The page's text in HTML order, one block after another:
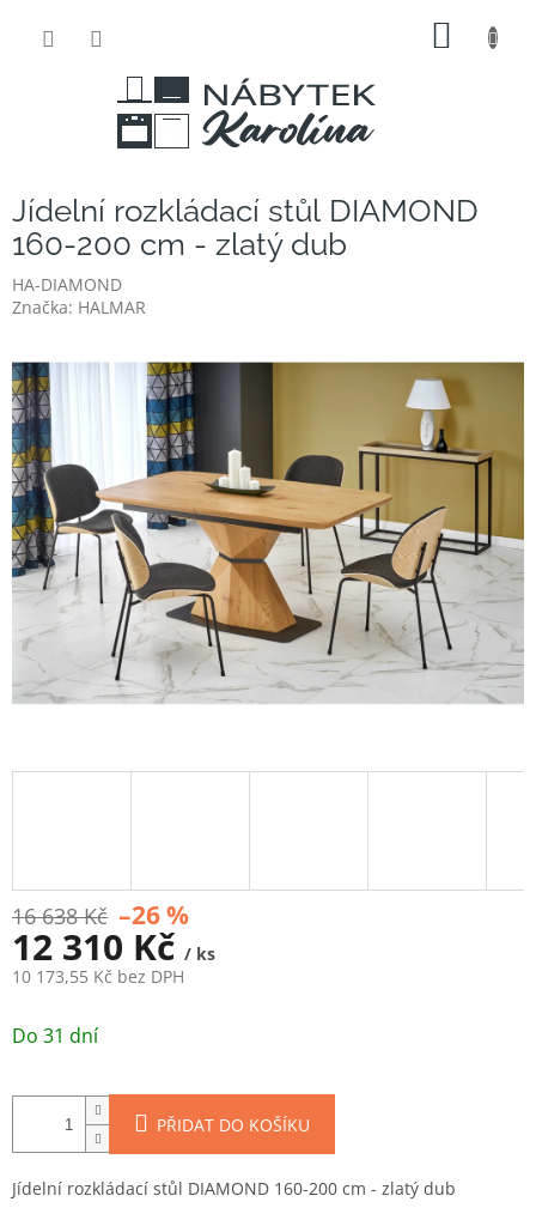
Jídelní rozkládací stůl DIAMOND
160-200 cm - zlatý dub
HA-DIAMOND
Značka: HALMAR
16 638 Kč –26 %
12 310 Kč / ks
10 173,55 Kč bez DPH
cena:
Do 31 dní
PŘIDAT DO KOŠÍKU
Jídelní rozkládací stůl DIAMOND 160-200 cm - zlatý dub